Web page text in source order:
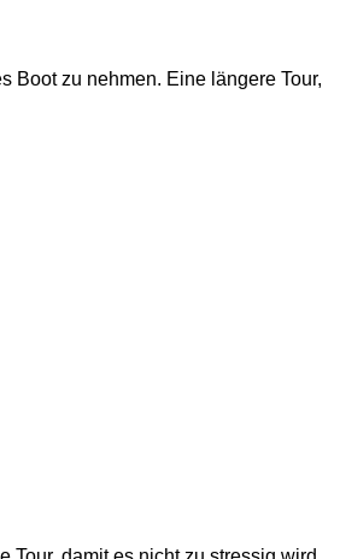
Boot zu nehmen. Eine längere Tour,